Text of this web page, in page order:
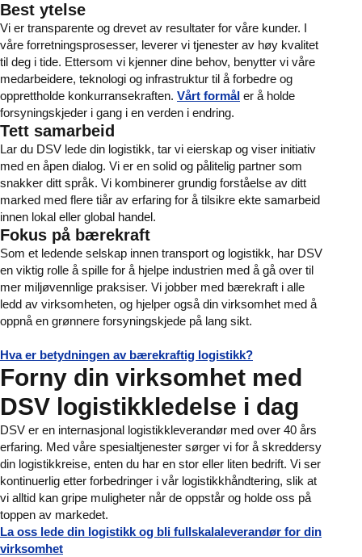
Best ytelse
Vi er transparente og drevet av resultater for våre kunder. I
våre forretningsprosesser, leverer vi tjenester av høy kvalitet
til deg i tide. Ettersom vi kjenner dine behov, benytter vi våre
medarbeidere, teknologi og infrastruktur til å forbedre og
opprettholde konkurransekraften. Vårt formål er å holde
forsyningskjeder i gang i en verden i endring.
Tett samarbeid
Lar du DSV lede din logistikk, tar vi eierskap og viser initiativ
med en åpen dialog. Vi er en solid og pålitelig partner som
snakker ditt språk. Vi kombinerer grundig forståelse av ditt
marked med flere tiår av erfaring for å tilsikre ekte samarbeid
innen lokal eller global handel.
Fokus på bærekraft
Som et ledende selskap innen transport og logistikk, har DSV
en viktig rolle å spille for å hjelpe industrien med å gå over til
mer miljøvennlige praksiser. Vi jobber med bærekraft i alle
ledd av virksomheten, og hjelper også din virksomhet med å
oppnå en grønnere forsyningskjede på lang sikt.
Hva er betydningen av bærekraftig logistikk?
Forny din virksomhet med
DSV logistikkledelse i dag
DSV er en internasjonal logistikkleverandør med over 40 års
erfaring. Med våre spesialtjenester sørger vi for å skreddersy
din logistikkreise, enten du har en stor eller liten bedrift. Vi ser
kontinuerlig etter forbedringer i vår logistikkhåndtering, slik at
vi alltid kan gripe muligheter når de oppstår og holde oss på
toppen av markedet.
La oss lede din logistikk og bli fullskalaleverandør for din
virksomhet